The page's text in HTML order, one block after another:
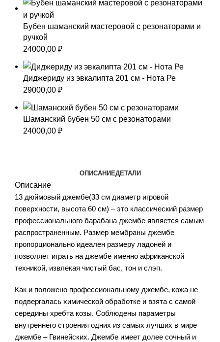
Бубен шаманский мастеровой с резонаторами и
ручкой
24000,00 ₽
Диджериду из эвкалипта 201 см - Нота Ре
29000,00 ₽
Шаманский бубен 50 см с резонаторами
24000,00 ₽
ОПИСАНИЕДЕТАЛИ
Описание
13 дюймовый джембе(33 см диаметр игровой
поверхности, высота 60 см) – это классический размер
профессионального барабана джембе является самым
распространенным. Размер мембраны джембе
пропорционально идеален размеру ладоней и
позволяет играть на джембе именно африканской
техникой, извлекая чистый бас, тон и слэп.
Как и положено профессиональному джембе, кожа не
подвергалась химической обработке и взята с самой
середины хребта козы. Соблюдены параметры
внутреннего строения одних из самых лучших в мире
джембе – Гвинейских. Джембе имеет долее сочный и